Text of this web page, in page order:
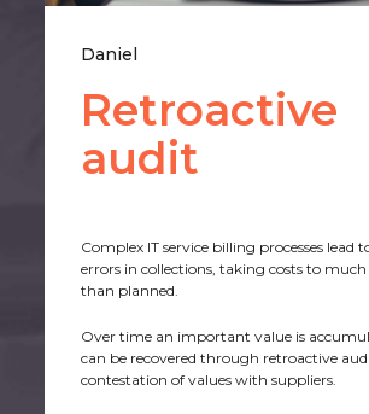
Daniel
Retroactive
audit
Complex IT service billing processes lead
errors in collections, taking costs to
than planned.
Over time an important value is
can be recovered through retroactive
contestation of values with suppliers.